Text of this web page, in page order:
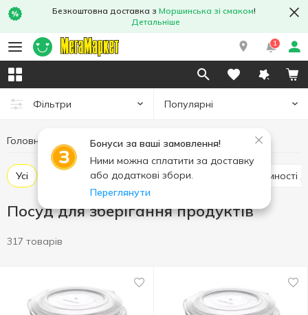
Безкоштовна доставка з Моршинська зі смаком!
Детальніше
1
Фільтри Популярні
Бонуси за ваші замовлення!
Ними можна сплатити за доставку
або додаткові збори.
Переглянути
Головна Посуд для зберігання продуктів
Усі Харчові контейнери, ланч-бокси Банки,
Посуд для зберігання продуктів
317 товарів